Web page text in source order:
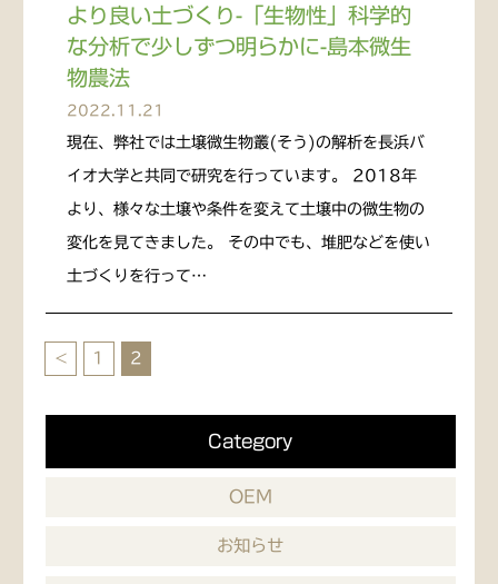
より良い土づくり-「生物性」科学的
な分析で少しずつ明らかに-島本微生
物農法
2022.11.21
現在、弊社では土壌微生物叢(そう)の解析を長浜バ
イオ大学と共同で研究を行っています。 2018年
より、様々な土壌や条件を変えて土壌中の微生物の
変化を見てきました。 その中でも、堆肥などを使い
土づくりを行って…
< 1 2
Category
OEM
お知らせ